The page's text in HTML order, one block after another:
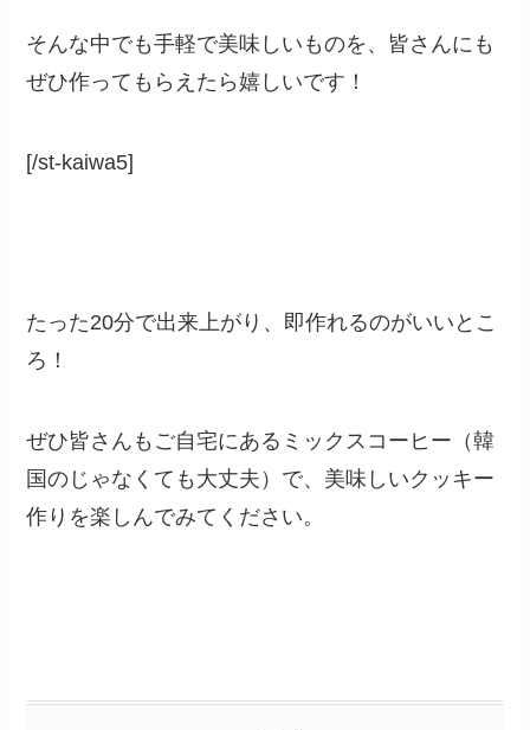
そんな中でも手軽で美味しいものを、皆さんにも
ぜひ作ってもらえたら嬉しいです！
[/st-kaiwa5]
たった20分で出来上がり、即作れるのがいいとこ
ろ！
ぜひ皆さんもご自宅にあるミックスコーヒー（韓
国のじゃなくても大丈夫）で、美味しいクッキー
作りを楽しんでみてください。